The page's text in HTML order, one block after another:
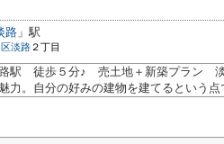
路 」駅
淡路 ２丁目
駅 徒歩５分♪ 売土地＋新築プラン
力。自分の好みの建物を建てるという点